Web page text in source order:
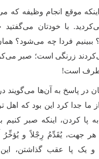
موقع انجام وظیفه که
با خودتان می‌گفتید
فردا چه می‌شود؟
زرنگی است؛ صبر
طرف است!
در پاسخ به آن‌ها می‌گویند
ما جدا کرد این بود که اهل
به پا کردن، اینکه صبر
هر جهت، یُقَدِّمُ رِجْلاً و یُؤخِّرُ
و یک پا عقب گذاشتن،